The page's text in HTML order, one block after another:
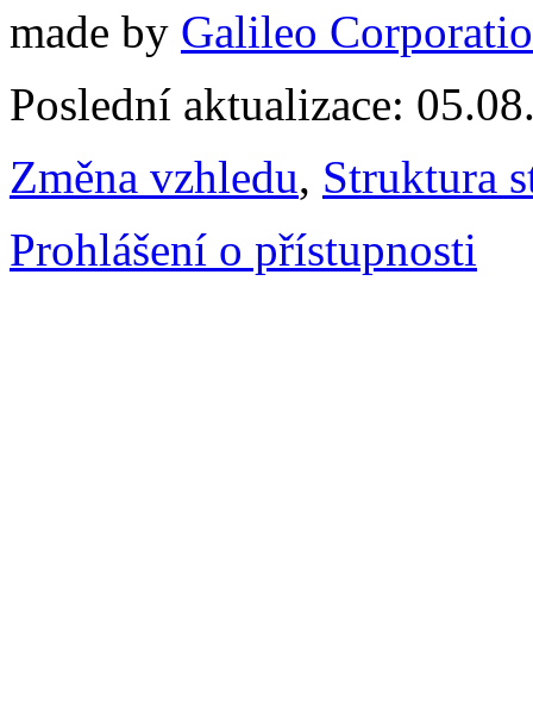
made by Galileo
Poslední aktualizace:
Změna vzhledu, Struktura
Prohlášení o přístupnosti